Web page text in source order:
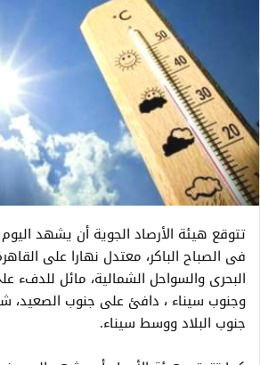
تتوقع هيئة الأرصاد الجوية أن يشهد
فى الصباح الباكر، معتدل نهارا على
البحرى والسواحل الشمالية، مائل للدفء
وجنوب سيناء ، دافئ على جنوب الصعيد،
جنوب البلاد ووسط سيناء.